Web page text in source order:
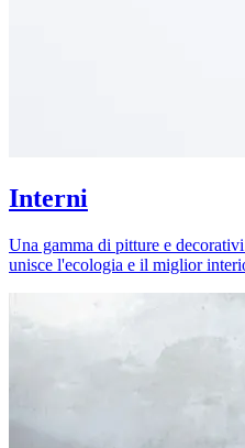
Interni
Una gamma di pitture e
unisce l'ecologia e il miglior